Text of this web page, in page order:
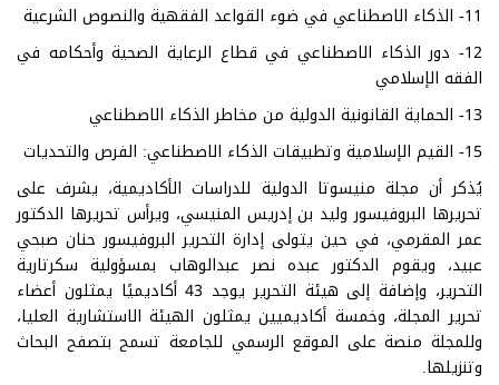
11- الذكاء الاصطناعي في ضوء القواعد الفقهية والنصوص الشرعية
12- دور الذكاء الاصطناعي في قطاع الرعاية الصحية وأحكامه في
الفقه الإسلامي
13- الحماية القانونية الدولية من مخاطر الذكاء الاصطناعي
15- القيم الإسلامية وتطبيقات الذكاء الاصطناعي: الفرص والتحديات
يُذكر أن مجلة منيسوتا الدولية للدراسات الأكاديمية، يشرف على
تحريرها البروفيسور وليد بن إدريس المنيسي، ويرأس تحريرها الدكتور
عمر المقرمي، في حين يتولى إدارة التحرير البروفيسور حنان صبحي
عبيد، ويقوم الدكتور عبده نصر عبدالوهاب بمسؤولية سكرتارية
التحرير، وإضافة إلى هيئة التحرير يوجد 43 أكاديميًا يمثلون أعضاء
تحرير المجلة، وخمسة أكاديميين يمثلون الهيئة الاستشارية العليا،
وللمجلة منصة على الموقع الرسمي للجامعة تسمح بتصفح البحاث
وتنزيلها.